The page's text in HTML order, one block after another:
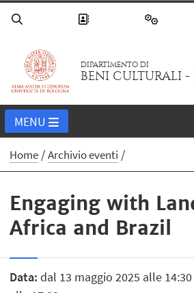
DIPARTIMENTO DI
BENI CULTURALI -
MENU
Home Archivio eventi
Engaging with
Africa and Brazil
Data: dal 13 maggio 2025 alle